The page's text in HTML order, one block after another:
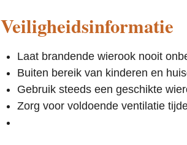
Veiligheidsinformatie
Laat brandende wierook nooit
Buiten bereik van kinderen en
Gebruik steeds een geschikte
Zorg voor voldoende ventilatie